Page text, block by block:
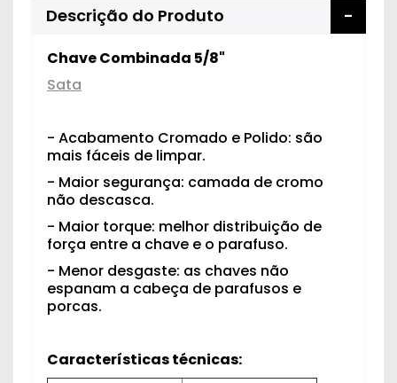
Descrição do Produto
Chave Combinada 5/8"
Sata
- Acabamento Cromado e Polido: são
mais fáceis de limpar.
- Maior segurança: camada de cromo
não descasca.
- Maior torque: melhor distribuição de
força entre a chave e o parafuso.
- Menor desgaste: as chaves não
espanam a cabeça de parafusos e
porcas.
Características técnicas: